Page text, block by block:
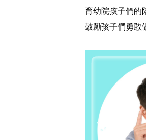
育幼院孩子們的
鼓勵孩子們勇敢